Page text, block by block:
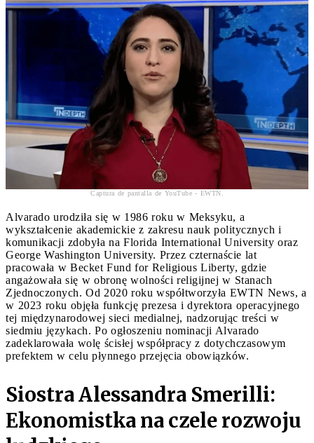
Captura de pantalla de YouTube - EWTN.
Alvarado urodziła się w 1986 roku w Meksyku, a
wykształcenie akademickie z zakresu nauk politycznych i
komunikacji zdobyła na Florida International University oraz
George Washington University. Przez czternaście lat
pracowała w Becket Fund for Religious Liberty, gdzie
angażowała się w obronę wolności religijnej w Stanach
Zjednoczonych. Od 2020 roku współtworzyła EWTN News, a
w 2023 roku objęła funkcję prezesa i dyrektora operacyjnego
tej międzynarodowej sieci medialnej, nadzorując treści w
siedmiu językach. Po ogłoszeniu nominacji Alvarado
zadeklarowała wolę ścisłej współpracy z dotychczasowym
prefektem w celu płynnego przejęcia obowiązków.
Siostra Alessandra Smerilli:
Ekonomistka na czele rozwoju